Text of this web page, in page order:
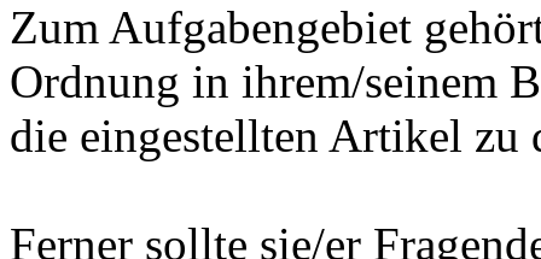
Zum Aufgabengebiet
Ordnung in ihrem/seinem
die eingestellten Artikel zu
Ferner sollte sie/er